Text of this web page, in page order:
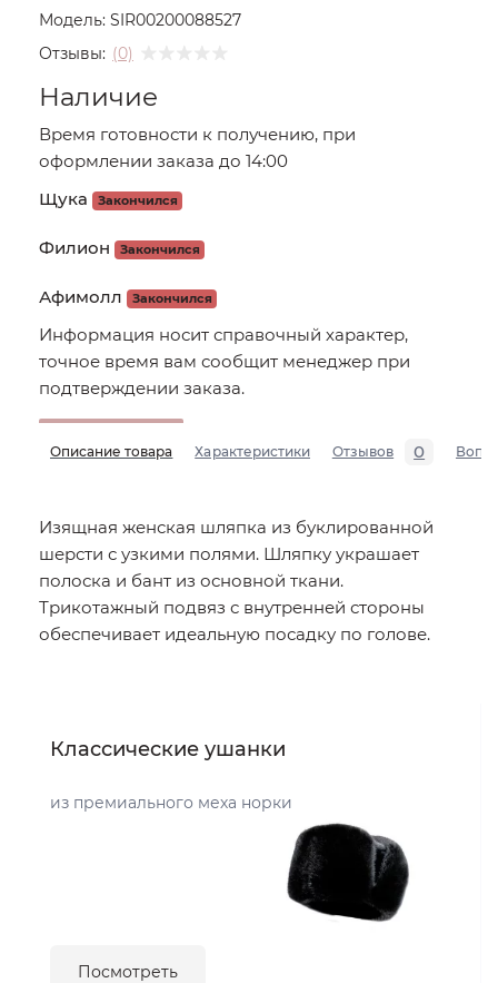
Модель: SIR00200088527
Отзывы: (0)
Наличие
Время готовности к получению, при
оформлении заказа до 14:00
Щука
Закончился
Филион Закончился
Афимолл Закончился
Информация носит справочный характер,
точное время вам сообщит менеджер при
подтверждении заказа.
Описание товара Характеристики Отзывов 0
Изящная женская шляпка из буклированной
шерсти с узкими полями. Шляпку украшает
полоска и бант из основной ткани.
Трикотажный подвяз с внутренней стороны
обеспечивает идеальную посадку по голове.
Классические ушанки
из премиального меха норки
Посмотреть